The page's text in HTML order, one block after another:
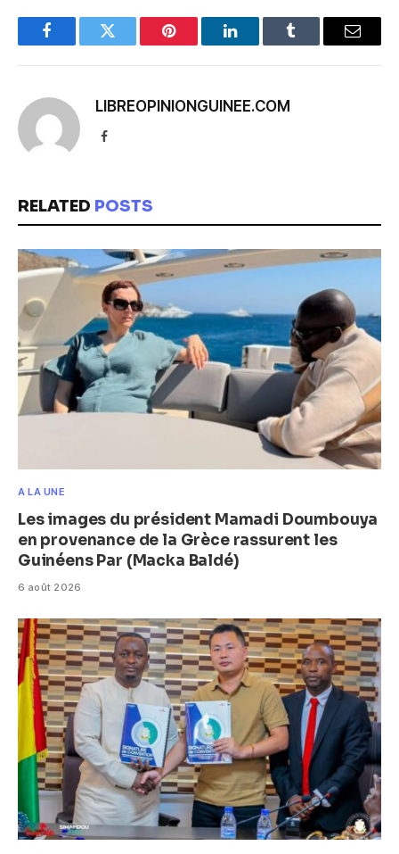
FacebookTwitter Pinterest LinkedInTumblr Email
LIBREOPINIONGUINEE.COM
Facebook
RELATED POSTS
A LA UNE
Les images du président Mamadi Doumbouya
en provenance de la Grèce rassurent les
Guinéens Par (Macka Baldé)
6 août 2026